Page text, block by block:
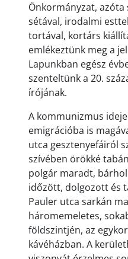
Önkormányzat,
sétával, irodalmi
tortával, kortárs
emlékeztünk meg a
Lapunkban egész
szenteltünk a 20.
írójának.
A kommunizmus
emigrációba is
utca gesztenyefáiról
szívében örökké
polgár maradt,
időzött, dolgozott és
Pauler utca sarkán
háromemeletes,
földszintjén, az
kávéházban. A